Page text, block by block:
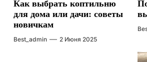
Как выбрать коптильню
для дома или дачи: советы
новичкам
Best_admin 2 Июня 2025